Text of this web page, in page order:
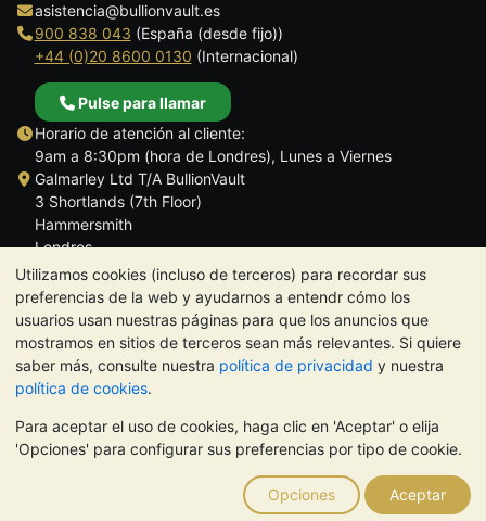
Utilizamos cookies (incluso de terceros) para recordar sus
preferencias de la web y ayudarnos a entendr cómo los
usuarios usan nuestras páginas para que los anuncios que
mostramos en sitios de terceros sean más relevantes. Si quiere
saber más, consulte nuestra política de privacidad y nuestra
política de cookies.
Para aceptar el uso de cookies, haga clic en 'Aceptar' o elija
'Opciones' para configurar sus preferencias por tipo de cookie.
Opciones Aceptar
asistencia@bullionvault.es
900 838 043 (España (desde fijo))
+44 (0)20 8600 0130 (Internacional)
Pulse para llamar
Horario de atención al cliente:
9am a 8:30pm (hora de Londres), Lunes a Viernes
Galmarley Ltd T/A BullionVault
3 Shortlands (7th Floor)
Hammersmith
Londres
W6 8DA
Reino Unido
NOTA: El valor de los metales preciosos puede tanto bajar como
subir. Las tendencias históricas no garantizan la evolución
futura de los precios. Nada de lo contenido en los sitios web de
BullionVault ni en ninguna de sus comunicaciones constituye